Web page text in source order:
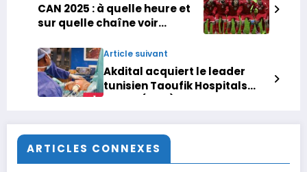
CAN 2025 : à quelle heure et
sur quelle chaîne voir
Article suivant
Akdital acquiert le leader
tunisien Taoufik Hospitals
ARTICLES CONNEXES